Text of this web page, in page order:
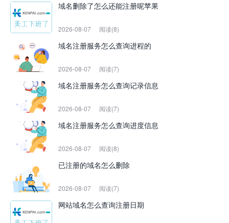
域名删除了怎么还能注册呢苹果
2026-08-07 阅读(8)
域名注册服务怎么查询进程的
2026-08-07 阅读(7)
域名注册服务怎么查询记录信息
2026-08-07 阅读(7)
域名注册服务怎么查询进度信息
2026-08-07 阅读(8)
已注册的域名怎么删除
2026-08-07 阅读(7)
网站域名怎么查询注册日期